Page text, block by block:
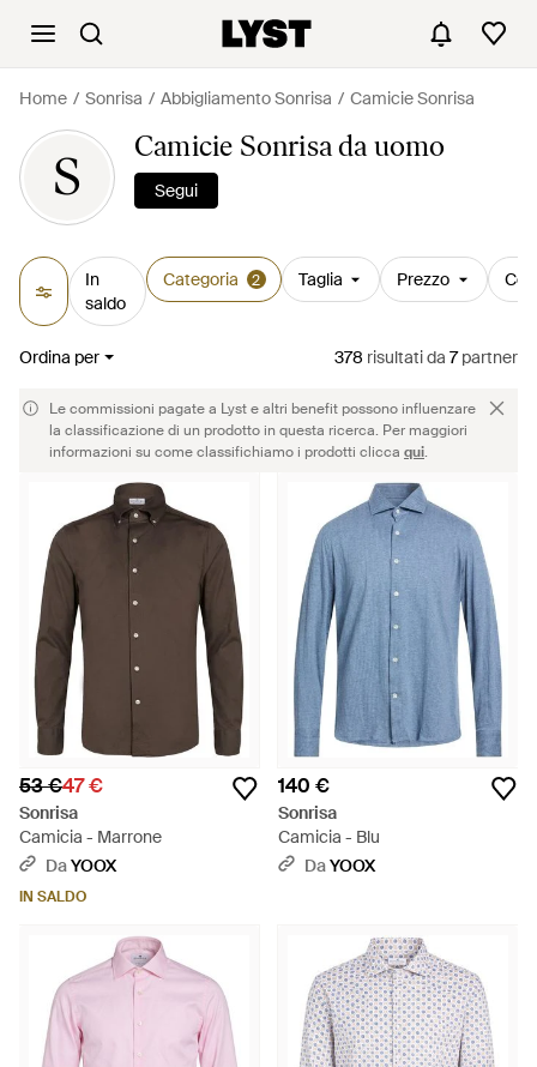
Home Sonrisa Abbigliamento Sonrisa Camicie Sonrisa
S
Camicie Sonrisa da uomo
Segui
In
saldo
Categoria 2 Taglia Prezzo
Ordina per 378 risultatida 7partner
Le commissioni pagate a Lyst e altri benefit possono influenzare
la classificazione di un prodotto in questa ricerca. Per maggiori
informazioni su come classifichiamo i prodotti clicca qui.
53 €47 €
Sonrisa
Camicia - Marrone
DaYOOX
IN SALDO
140 €
Sonrisa
Camicia - Blu
DaYOOX